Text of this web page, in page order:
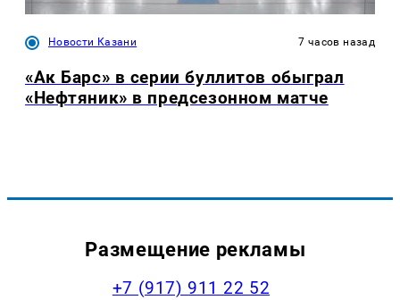
Новости Казани 7 часов назад
«Ак Барс» в серии буллитов обыграл
«Нефтяник» в предсезонном матче
Размещение рекламы
+7 (917) 911 22 52